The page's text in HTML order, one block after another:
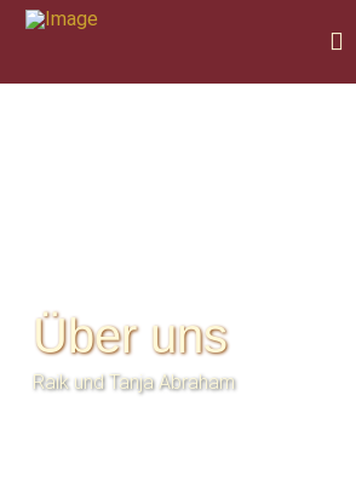
Über uns
Raik und Tanja Abraham